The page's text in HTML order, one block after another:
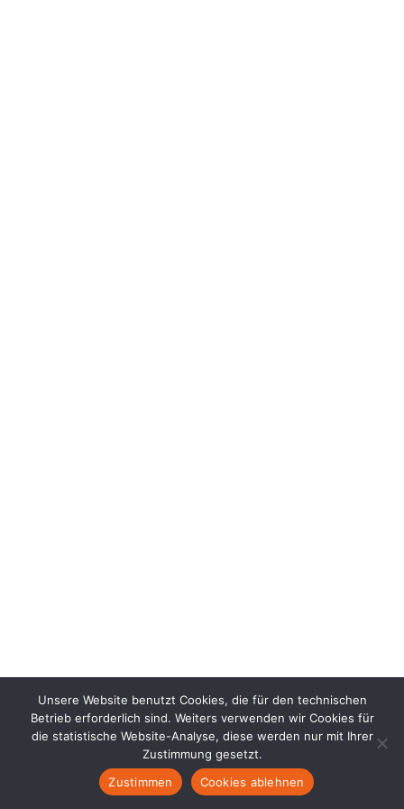
Unsere Website benutzt Cookies, die für den technischen
Betrieb erforderlich sind. Weiters verwenden wir Cookies für
die statistische Website-Analyse, diese werden nur mit Ihrer
Zustimmung gesetzt.
Zustimmen
Cookies ablehnen
DE